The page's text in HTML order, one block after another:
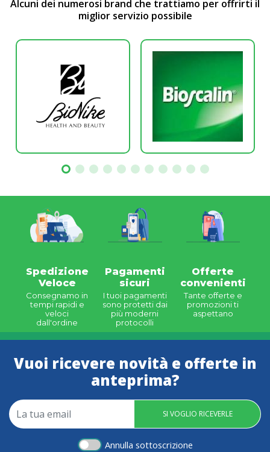
Alcuni dei numerosi brand che trattiamo per offrirti il
miglior servizio possibile
Spedizione
Veloce
Consegnamo in
tempi rapidi e
veloci
dall'ordine
Pagamenti
sicuri
I tuoi pagamenti
sono protetti dai
più moderni
protocolli
Offerte
convenienti
Tante offerte e
promozioni ti
aspettano
Vuoi ricevere novità e offerte in
anteprima?
SI VOGLIO RICEVERLE
Annulla sottoscrizione